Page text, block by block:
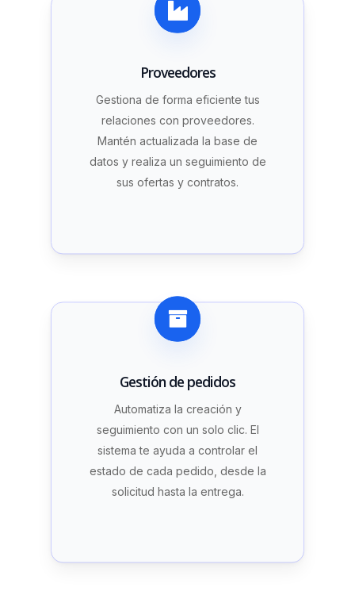
Proveedores
Gestiona de forma eficiente tus
relaciones con proveedores.
Mantén actualizada la base de
datos y realiza un seguimiento de
sus ofertas y contratos.
Gestión de pedidos
Automatiza la creación y
seguimiento con un solo clic. El
sistema te ayuda a controlar el
estado de cada pedido, desde la
solicitud hasta la entrega.